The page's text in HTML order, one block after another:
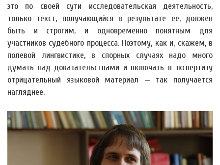
это по своей сути исследовательская деятельность,
только текст, получающийся в результате ее, должен
быть и строгим, и одновременно понятным для
участников судебного процесса. Поэтому, как и, скажем, в
полевой лингвистике, в спорных случаях надо много
думать над доказательствами и включать в экспертизу
отрицательный языковой материал — так получается
нагляднее.